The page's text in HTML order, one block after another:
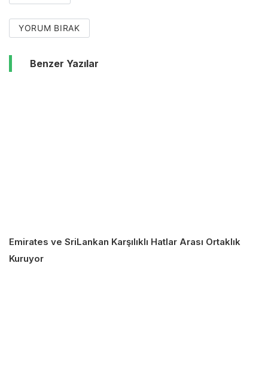
YORUM BIRAK
Benzer Yazılar
Emirates ve SriLankan Karşılıklı Hatlar Arası Ortaklık
Kuruyor